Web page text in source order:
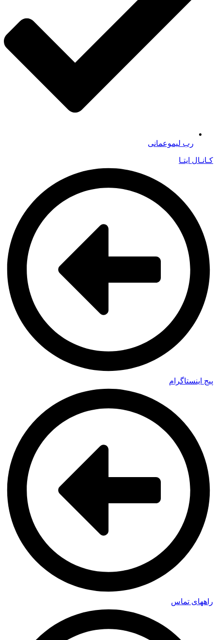
رب لیموعمانی
کـانـال ایتـا
پیج اینستاگرام
راههای تماس